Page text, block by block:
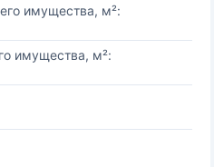
имущества, м²:
имущества, м²: